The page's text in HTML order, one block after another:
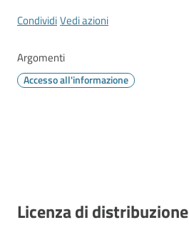
Menu selezionato
CondividiVedi azioni
Argomenti
Accesso all'informazione
Descrizione
Licenza di distribuzione